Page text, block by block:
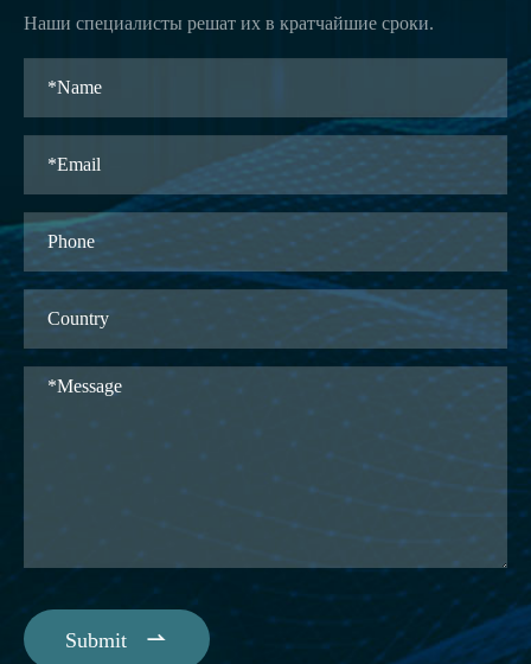
Наши специалисты решат их в кратчайшие сроки.
Submit 